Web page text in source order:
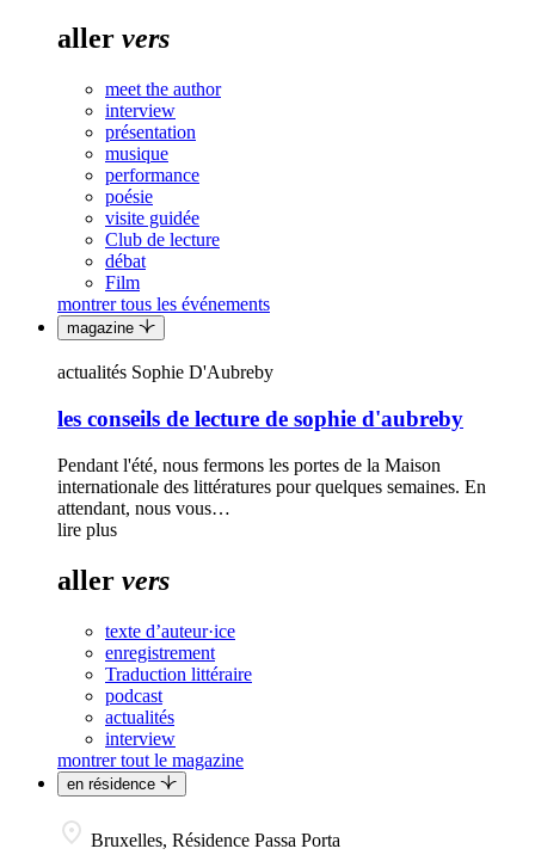
aller vers
meet the author
interview
présentation
musique
performance
poésie
visite guidée
Club de lecture
débat
Film
montrer tous les événements
magazine
actualités Sophie D'Aubreby
les conseils de lecture de sophie d'aubreby
Pendant l'été, nous fermons les portes de la Maison
internationale des littératures pour quelques semaines. En
attendant, nous vous…
lire plus
aller vers
texte d’auteur·ice
enregistrement
Traduction littéraire
podcast
actualités
interview
montrer tout le magazine
en résidence
Bruxelles, Résidence Passa Porta